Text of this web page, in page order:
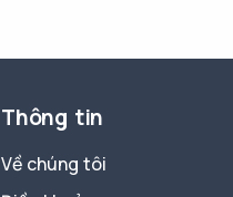
Thông tin
Về chúng tôi